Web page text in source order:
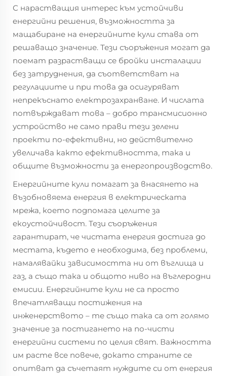
С нарастващия интерес към устойчиви
енергийни решения, възможността за
мащабиране на енергийните кули става от
решаващо значение. Тези съоръжения могат да
поемат разрастващи се бройки инсталации
без затруднения, да съответстват на
регулациите и при това да осигуряват
непрекъснато електрозахранване. И числата
потвърждават това – добро трансмисионно
устройство не само прави тези зелени
проекти по-ефективни, но действително
увеличава както ефективността, така и
общите възможности за енергопроизводство.
Енергийните кули помагат за внасянето на
възобновяема енергия в електрическата
мрежа, което подпомага целите за
екоустойчивост. Тези съоръжения
гарантират, че чистата енергия достига до
местата, където е необходима, без проблеми,
намалявайки зависимостта ни от въглища и
газ, а също така и общото ниво на въглеродни
емисии. Енергийните кули не са просто
впечатляващи постижения на
инженерството – те също така са от голямо
значение за постигането на по-чисти
енергийни системи по целия свят. Важността
им расте все повече, докато страните се
опитват да съчетаят нуждите си от енергия